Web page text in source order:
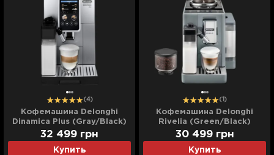
(4)
Кофемашина Delonghi
Dinamica Plus (Gray/Black)
Купить
32 499 грн
(1)
Кофемашина Delonghi
Rivelia (Green/Black)
Купить
30 499 грн